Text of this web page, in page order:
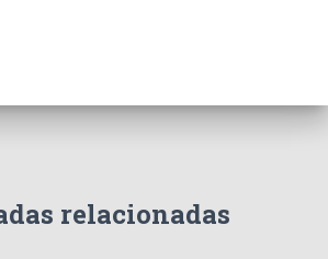
relacionadas